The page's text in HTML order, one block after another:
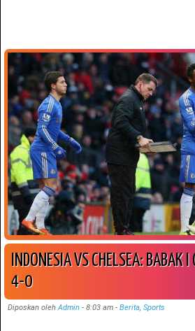
INDONESIA VS CHELSEA: BABAK
4-0
Diposkan olehAdmin - 8:03 am- Berita,Sports